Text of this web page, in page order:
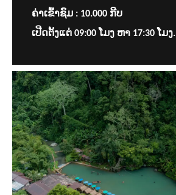
ຄ່າເຂົ້າຊົມ : 10.000 ກີບ
ເປີດຕັ້ງແຕ່ 09:00 ໂມງ ຫາ 17:30 ໂມງ.